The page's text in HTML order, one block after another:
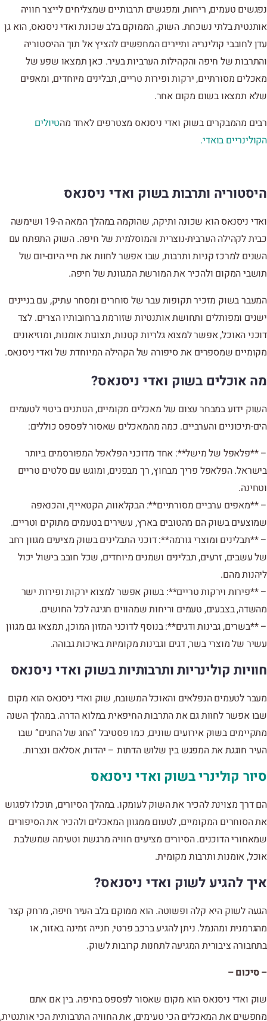
נפגשים טעמים, ריחות, ומפגשים תרבותיים שמצליחים לייצר חוויה
אותנטית בלתי נשכחת. השוק, הממוקם בלב שכונת ואדי ניסנאס, הוא גן
עדן לחובבי קולינריה ותיירים המחפשים להציץ אל תוך ההיסטוריה
והתרבות של חיפה והקהילות הערביות בעיר. כאן תמצאו שפע של
מאכלים מסורתיים, ירקות ופירות טריים, תבלינים מיוחדים, ומאפים
שלא תמצאו בשום מקום אחר.
רבים מהמבקרים בשוק ואדי ניסנאס מצטרפים לאחד מהטיולים
הקולינריים בואדי.
היסטוריה ותרבות בשוק ואדי ניסנאס
ואדי ניסנאס הוא שכונה ותיקה, שהוקמה במהלך המאה ה-19 ושימשה
כבית לקהילה הערבית-נוצרית והמוסלמית של חיפה. השוק התפתח עם
השנים למרכז קניות ותרבות, שבו אפשר לחוות את חיי היום-יום של
תושבי המקום ולהכיר את המורשת המגוונת של חיפה.
המעבר בשוק מזכיר תקופות עבר של סוחרים ומסחר עתיק, עם בניינים
ישנים ומפותלים ותחושת אותנטיות שזורמת ברחובותיו הצרים. לצד
דוכני האוכל, אפשר למצוא גלריות קטנות, תצוגות אומנות, ומוזיאונים
מקומיים שמספרים את סיפורה של הקהילה המיוחדת של ואדי ניסנאס.
מה אוכלים בשוק ואדי ניסנאס?
השוק ידוע במבחר עצום של מאכלים מקומיים, הנותנים ביטוי לטעמים
הים-תיכוניים והערביים. כמה מהמאכלים שאסור לפספס כוללים:
– **פלאפל של מישל**: אחד מדוכני הפלאפל המפורסמים ביותר
בישראל. הפלאפל פריך מבחוץ, רך מבפנים, ומוגש עם סלטים טריים
וטחינה.
– **מאפים ערביים מסורתיים**: הבקלאווה, הקטאייף, והכנאפה
שמוצעים בשוק הם מהטובים בארץ, עשירים בטעמים מתוקים וטריים.
– **תבלינים ומוצרי גורמה**: דוכני התבלינים בשוק מציעים מגוון רחב
של עשבים, זרעים, תבלינים ושמנים מיוחדים, שכל חובב בישול יכול
ליהנות מהם.
– **פירות וירקות טריים**: בשוק אפשר למצוא ירקות ופירות ישר
מהשדה, בצבעים, טעמים וריחות שמהווים חגיגה לכל החושים.
– **בשרים, גבינות ודגים**: בנוסף לדוכני המזון המוכן, תמצאו גם מגוון
עשיר של מוצרי בשר, דגים וגבינות מקומיות באיכות גבוהה.
חוויות קולינריות ותרבותיות בשוק ואדי ניסנאס
מעבר לטעמים הנפלאים והאוכל המשובח, שוק ואדי ניסנאס הוא מקום
שבו אפשר לחוות גם את התרבות החיפאית במלוא הדרה. במהלך השנה
מתקיימים בשוק אירועים שונים, כמו פסטיבל “החג של החגים” שבו
העיר חוגגת את המפגש בין שלוש הדתות – יהדות, אסלאם ונצרות.
סיור קולינרי בשוק ואדי ניסנאס
הם דרך מצוינת להכיר את השוק לעומקו. במהלך הסיורים, תוכלו לפגוש
את הסוחרים המקומיים, לטעום ממגוון המאכלים ולהכיר את הסיפורים
שמאחורי הדוכנים. הסיורים מציעים חוויה מרגשת וטעימה שמשלבת
אוכל, אומנות ותרבות מקומית.
איך להגיע לשוק ואדי ניסנאס?
הגעה לשוק היא קלה ופשוטה. הוא ממוקם בלב העיר חיפה, מרחק קצר
מהגרמנית ומהנמל. ניתן להגיע ברכב פרטי, חנייה זמינה באזור, או
בתחבורה ציבורית המגיעה לתחנות קרובות לשוק.
– סיכום –
שוק ואדי ניסנאס הוא מקום שאסור לפספס בחיפה. בין אם אתם
מחפשים את המאכלים הכי טעימים, את החוויה התרבותית הכי אותנטית,